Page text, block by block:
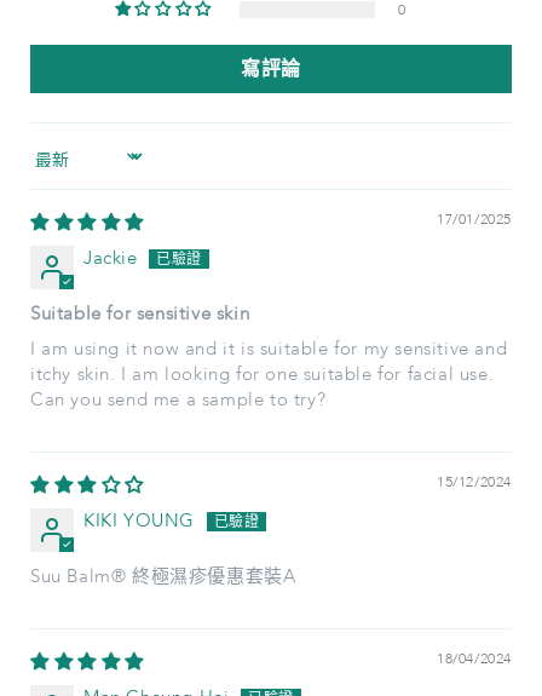
0
寫評論
Sort by
17/01/2025
Jackie
Suitable for sensitive skin
I am using it now and it is suitable for my sensitive and
itchy skin. I am looking for one suitable for facial use.
Can you send me a sample to try?
15/12/2024
KIKI YOUNG
Suu Balm® 終極濕疹優惠套裝A
18/04/2024